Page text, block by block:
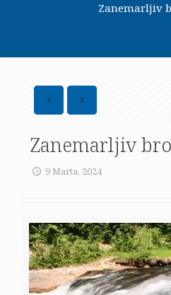
Zanemarljiv
Zanemarljiv
9 Marta, 2024